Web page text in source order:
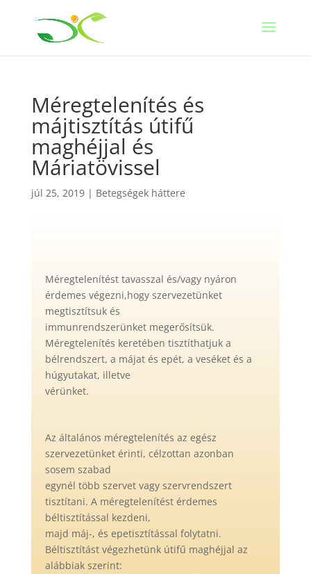
Méregtelenítés és
májtisztítás útifű
maghéjjal és
Máriatövissel
júl 25, 2019| Betegségek háttere
Méregtelenítést tavasszal és/vagy nyáron
érdemes végezni,hogy szervezetünket
megtisztítsuk és
immunrendszerünket megerősítsük.
Méregtelenítés keretében tisztíthatjuk a
bélrendszert, a májat és epét, a veséket és a
húgyutakat, illetve
vérünket.
Az általános méregtelenítés az egész
szervezetünket érinti, célzottan azonban
sosem szabad
egynél több szervet vagy szervrendszert
tisztítani. A méregtelenítést érdemes
béltisztítással kezdeni,
majd máj-, és epetisztítással folytatni.
Béltisztítást végezhetünk útifű maghéjjal az
alábbiak szerint: